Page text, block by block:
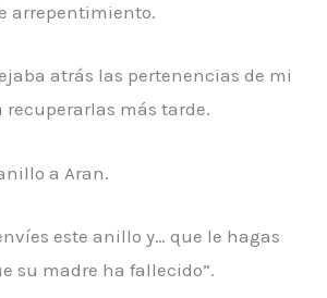
arrepentimiento.
atrás las pertenencias de mi
recuperarlas más tarde.
a Aran.
este anillo y… que le hagas
su madre ha fallecido”.